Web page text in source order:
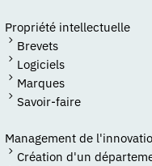
Propriété intellectuelle
Brevets
Logiciels
Marques
Savoir-faire
Management de
Création d'un